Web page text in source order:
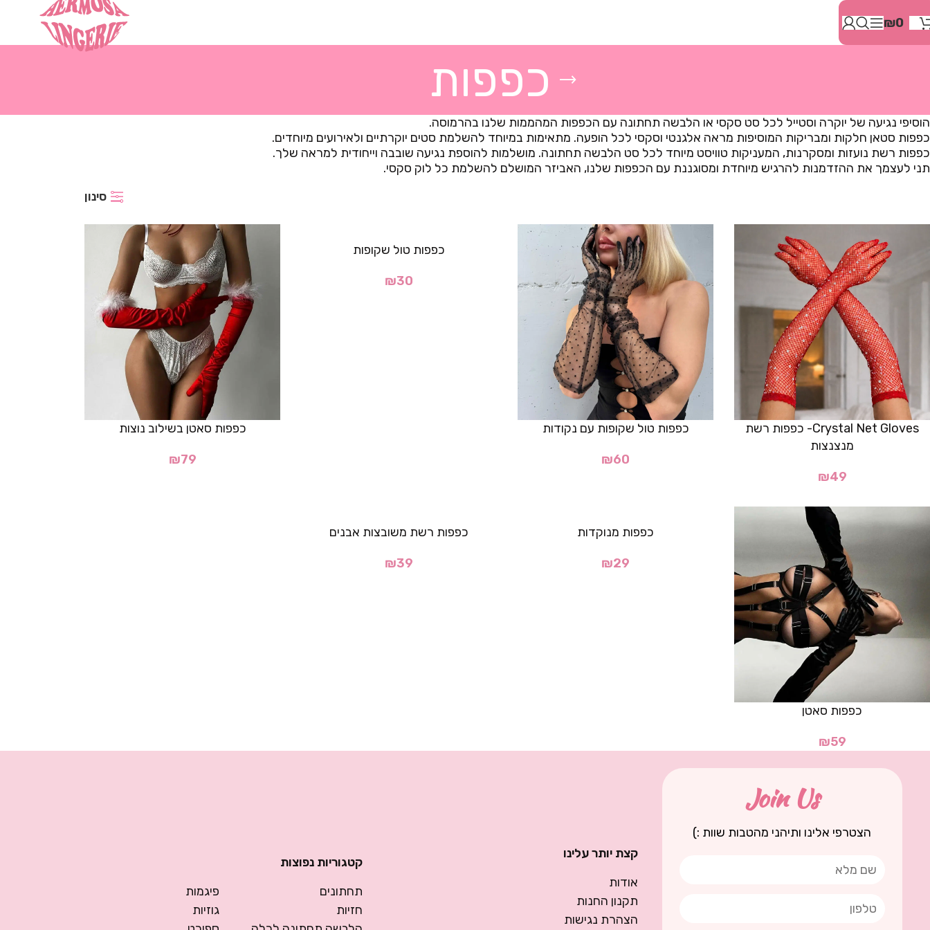
זֶה
אָתָרִים".
הַמְּסַיַּעַת
לִנְגִישׁוּת
הָאֲתָר.
לִפְתִיחַת
לְחַץ
₪0
כפפות
הוסיפי נגיעה של יוקרה וסטייל לכל סט סקסי או הלבשה תחתונה עם הכפפות המהממות שלנו בהרמוסה.
כפפות סטאן חלקות ומבריקות המוסיפות מראה אלגנטי וסקסי לכל הופעה. מתאימות במיוחד להשלמת סטים יוקרתיים ולאירועים מיוחדים.
כפפות רשת נועזות ומסקרנות, המעניקות טוויסט מיוחד לכל סט הלבשה תחתונה. מושלמות להוספת נגיעה שובבה וייחודית למראה שלך.
תני לעצמך את ההזדמנות להרגיש מיוחדת ומסוגננת עם הכפפות שלנו, האביזר המושלם להשלמת כל לוק סקסי.
סינון
Crystal Net Gloves- כפפות רשת
מנצנצות
₪49
כפפות טול שקופות עם נקודות
₪60
כפפות טול שקופות
₪30
כפפות סאטן בשילוב נוצות
₪79
כפפות סאטן
₪59
כפפות מנוקדות
₪29
כפפות רשת משובצות אבנים
₪39
Join Us
הצטרפי אלינו ותיהני מהטבות שוות :)
קצת יותר עלינו
אודות
תקנון החנות
הצהרת נגישות
קטגוריות נפוצות
תחתונים
חזיות
פיגמות
גוזיות